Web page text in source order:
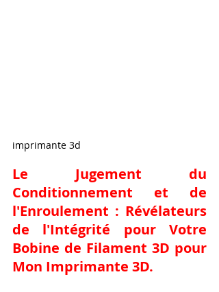
imprimante 3d
Le Jugement du
Conditionnement et de
l'Enroulement : Révélateurs
Bobine de Filament 3D pour
Mon Imprimante 3D.